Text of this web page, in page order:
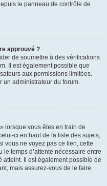
le panneau de contrôle de
approuvé ?
de soumettre à des vérifications
Il est également possible que
aux permissions limitées.
un administrateur du forum.
lorsque vous êtes en train de
ci en haut de la liste des sujets,
vous ne voyez pas ce lien, cette
temps d’attente nécessaire entre
atteint. Il est également possible de
mais assurez-vous de le faire